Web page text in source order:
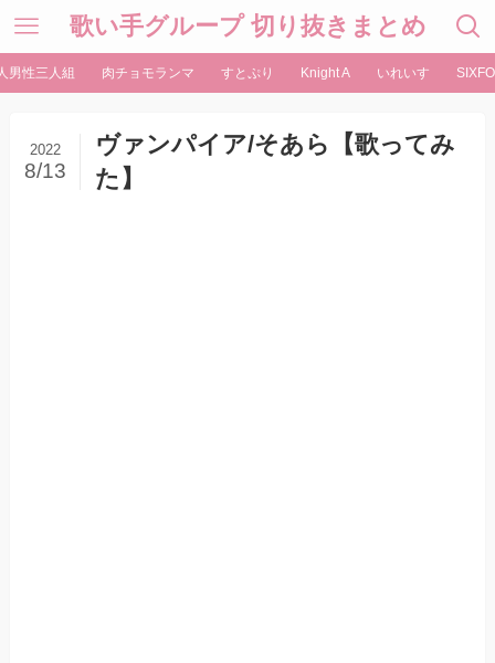
歌い手グループ 切り抜きまとめ
男性三人組 肉チョモランマ すとぷり Knight A いれいす
ヴァンパイア/そあら【歌ってみ
た】
2022
8/13